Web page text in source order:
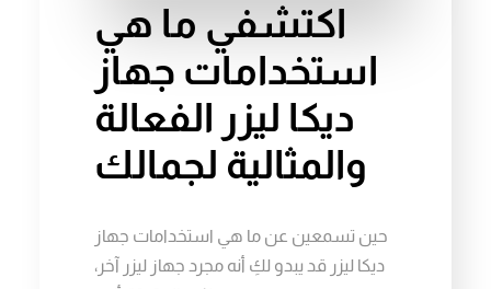
اكتشفي ما هي
استخدامات جهاز
ديكا ليزر الفعالة
والمثالية لجمالك
حين تسمعين عن ما هي استخدامات جهاز
ديكا ليزر قد يبدو لكِ أنه مجرد جهاز ليزر آخر،